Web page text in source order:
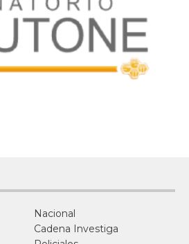
Nacional
Cadena Investiga